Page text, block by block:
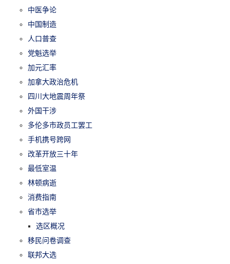
中医争论
中国制造
人口普查
党魁选举
加元汇率
加拿大政治危机
四川大地震周年祭
外国干涉
多伦多市政员工罢工
手机携号跨网
改革开放三十年
最低室温
林顿病逝
消费指南
省市选举
选区概况
移民问卷调查
联邦大选